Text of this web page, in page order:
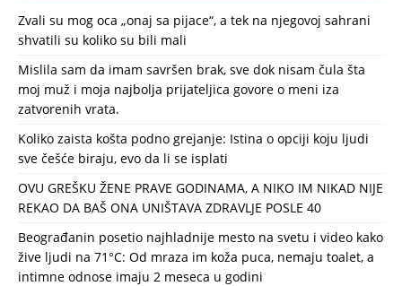
Zvali su mog oca „onaj sa pijace“, a tek na njegovoj sahrani
shvatili su koliko su bili mali
Mislila sam da imam savršen brak, sve dok nisam čula šta
moj muž i moja najbolja prijateljica govore o meni iza
zatvorenih vrata.
Koliko zaista košta podno grejanje: Istina o opciji koju ljudi
sve češće biraju, evo da li se isplati
OVU GREŠKU ŽENE PRAVE GODINAMA, A NIKO IM NIKAD NIJE
REKAO DA BAŠ ONA UNIŠTAVA ZDRAVLJE POSLE 40
Beograđanin posetio najhladnije mesto na svetu i video kako
žive ljudi na 71°C: Od mraza im koža puca, nemaju toalet, a
intimne odnose imaju 2 meseca u godini